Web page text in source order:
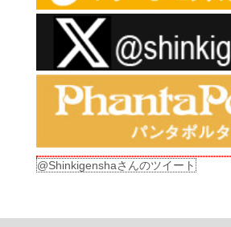
@Shinkigenshaさんのツイート